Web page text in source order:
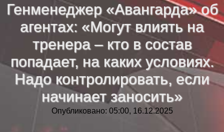
Генменеджер «Авангарда» об
агентах: «Могут влиять на
тренера – кто в состав
попадает, на каких условиях.
Надо контролировать, если
начинает заносить»
Опубликовано: 05:00, 16.12.2025
Тренды новостей»
Рубрики»
Правила
»